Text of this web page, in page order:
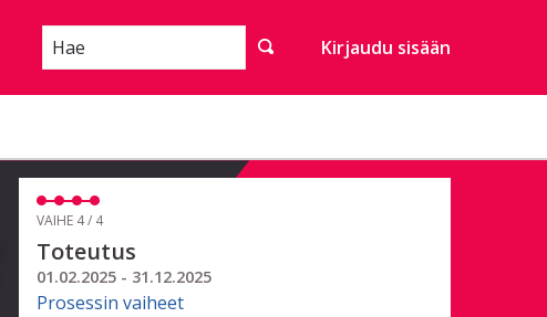
Hae Kirjaudu sisään
VAIHE 4 / 4
Toteutus
01.02.2025 - 31.12.2025
Prosessin vaiheet